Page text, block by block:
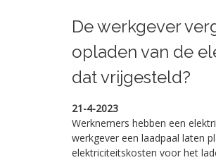
De werkgever
opladen van de
dat vrijgesteld?
21-4-2023
Werknemers hebben een
werkgever een laadpaal laten
elektriciteitskosten voor het